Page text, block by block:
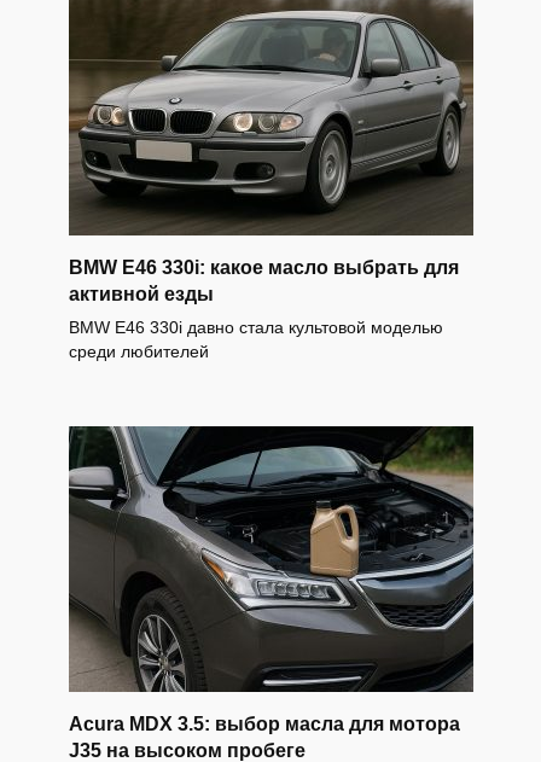
BMW E46 330i: какое масло выбрать для
активной езды
BMW E46 330i давно стала культовой моделью
среди любителей
Acura MDX 3.5: выбор масла для мотора
J35 на высоком пробеге